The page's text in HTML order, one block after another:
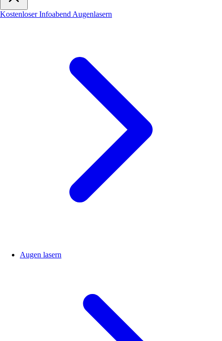
Kostenloser Infoabend Augenlasern
Augen lasern